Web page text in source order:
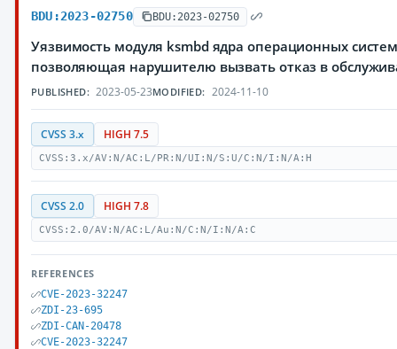
BDU:2023-02750 BDU:2023-02750
Уязвимость модуля ksmbd ядра операционных
позволяющая нарушителю вызвать отказ в
PUBLISHED: 2023-05-23MODIFIED: 2024-11-10
CVSS 3.x HIGH 7.5
CVSS:3.x/AV:N/AC:L/PR:N/UI:N/S:U/C:N/I:N/A:H
CVSS 2.0 HIGH 7.8
CVSS:2.0/AV:N/AC:L/Au:N/C:N/I:N/A:C
REFERENCES
CVE-2023-32247
ZDI-23-695
ZDI-CAN-20478
CVE-2023-32247